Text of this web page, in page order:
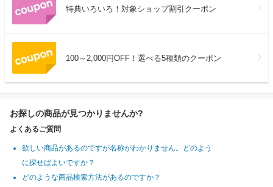
特典いろいろ！対象ショップ割引クーポン
100～2,000円OFF！選べる5種類のクーポン
お探しの商品が見つかりませんか?
よくあるご質問
欲しい商品があるのですが名称がわかりません。どのよう
に探せばよいですか？
どのような商品検索方法があるのですか？